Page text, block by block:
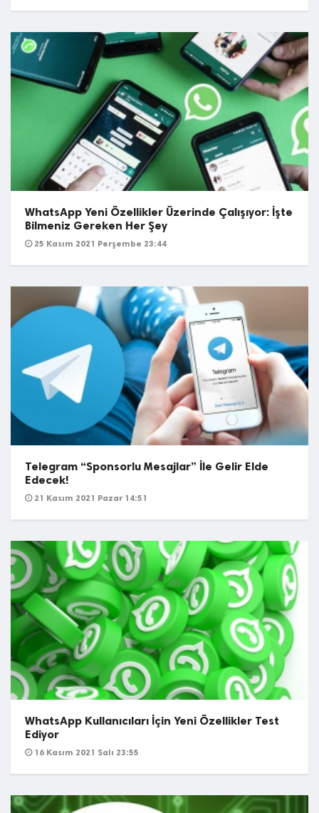
WhatsApp Yeni Özellikler Üzerinde Çalışıyor: İşte
Bilmeniz Gereken Her Şey
25 Kasım 2021 Perşembe 23:44
Telegram “Sponsorlu Mesajlar” İle Gelir Elde
Edecek!
21 Kasım 2021 Pazar 14:51
WhatsApp Kullanıcıları İçin Yeni Özellikler Test
Ediyor
16 Kasım 2021 Salı 23:55